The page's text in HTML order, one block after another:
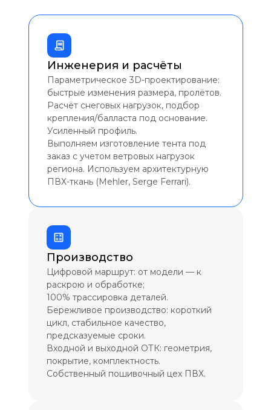
Инженерия и расчёты
Параметрическое 3D-проектирование:
быстрые изменения размера, пролётов.
Расчёт снеговых нагрузок, подбор
крепления/балласта под основание.
Усиленный профиль.
Выполняем изготовление тента под
заказ с учетом ветровых нагрузок
региона. Используем архитектурную
ПВХ-ткань (Mehler, Serge Ferrari).
Производство
Цифровой маршрут: от модели — к
раскрою и обработке;
100% трассировка деталей.
Бережливое производство: короткий
цикл, стабильное качество,
предсказуемые сроки.
Входной и выходной ОТК: геометрия,
покрытие, комплектность.
Собственный пошивочный цех ПВХ.